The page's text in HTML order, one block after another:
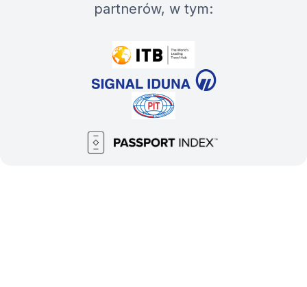
partnerów, w tym: